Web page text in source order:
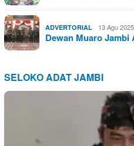
ADVERTORIAL 13 Agu
Dewan Muaro
SELOKO ADAT JAMBI